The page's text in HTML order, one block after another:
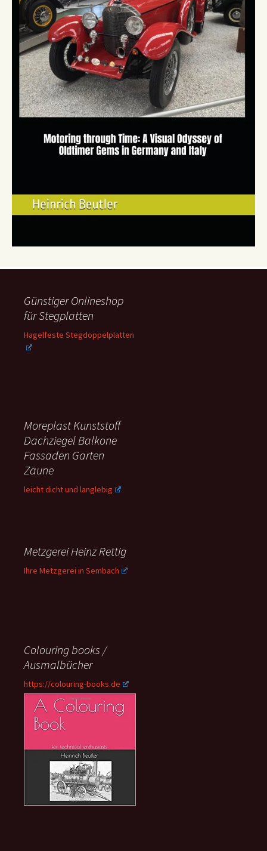
Günstiger Onlineshop
für Stegplatten
Hagelfeste Stegdoppelplatten
Moreplast Kunststoff
Dachziegel Balkone
Fassaden Garten
Zäune
leicht dicht und langlebig
Metzgerei Heinz Rettig
Ihre Metzgerei in Sembach
Colouring books /
Ausmalbücher
https://colouring-books.de